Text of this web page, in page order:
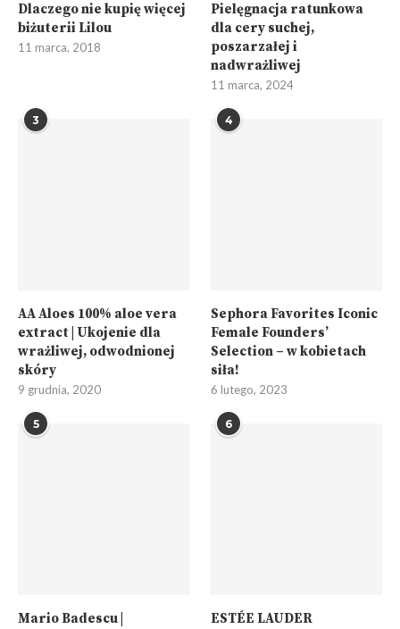
Dlaczego nie kupię więcej
biżuterii Lilou
11 marca, 2018
Pielęgnacja ratunkowa
dla cery suchej,
poszarzałej i
nadwrażliwej
11 marca, 2024
3
AA Aloes 100% aloe vera
extract | Ukojenie dla
wrażliwej, odwodnionej
skóry
9 grudnia, 2020
4
Sephora Favorites Iconic
Female Founders’
Selection – w kobietach
siła!
6 lutego, 2023
5
Mario Badescu |
6
ESTÉE LAUDER